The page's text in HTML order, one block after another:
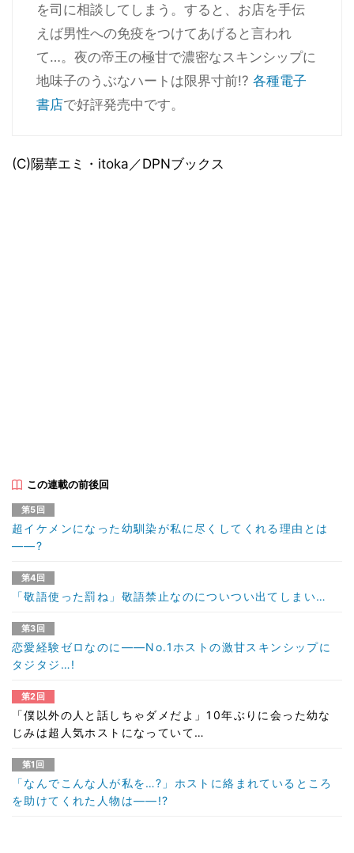
を司に相談してしまう。すると、お店を手伝
えば男性への免疫をつけてあげると言われ
て…。夜の帝王の極甘で濃密なスキンシップに
地味子のうぶなハートは限界寸前!? 各種電子
書店で好評発売中です。
(C)陽華エミ・itoka／DPNブックス
この連載の前後回
第5回
超イケメンになった幼馴染が私に尽くしてくれる理由とは
――?
第4回
「敬語使った罰ね」敬語禁止なのについつい出てしまい…
第3回
恋愛経験ゼロなのに――No.1ホストの激甘スキンシップに
タジタジ…!
第2回
「僕以外の人と話しちゃダメだよ」10年ぶりに会った幼な
じみは超人気ホストになっていて…
第1回
「なんでこんな人が私を…?」ホストに絡まれているところ
を助けてくれた人物は――!?